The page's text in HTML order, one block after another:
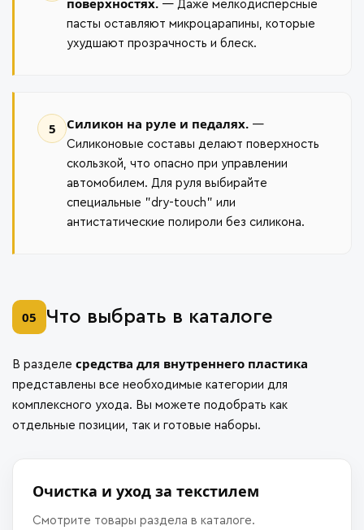
поверхностях. — Даже мелкодисперсные
пасты оставляют микроцарапины, которые
ухудшают прозрачность и блеск.
5 Силикон на руле и педалях. —
Силиконовые составы делают поверхность
скользкой, что опасно при управлении
автомобилем. Для руля выбирайте
специальные "dry-touch" или
антистатические полироли без силикона.
05 Что выбрать в каталоге
В разделе средства для внутреннего пластика
представлены все необходимые категории для
комплексного ухода. Вы можете подобрать как
отдельные позиции, так и готовые наборы.
Очистка и уход за текстилем
Смотрите товары раздела в каталоге.